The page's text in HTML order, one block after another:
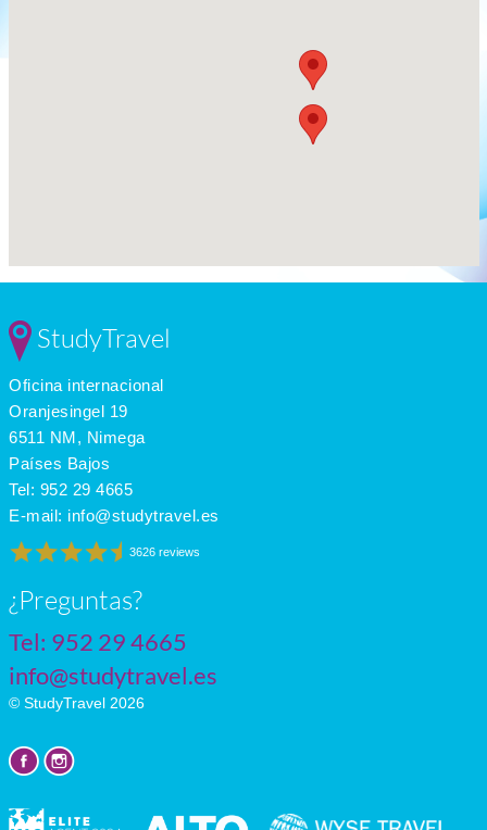
StudyTravel
Oficina internacional
Oranjesingel 19
6511 NM, Nimega
Países Bajos
Tel: 952 29 4665
E-mail: info@studytravel.es
3626 reviews
¿Preguntas?
Tel: 952 29 4665
info@studytravel.es
© StudyTravel 2026